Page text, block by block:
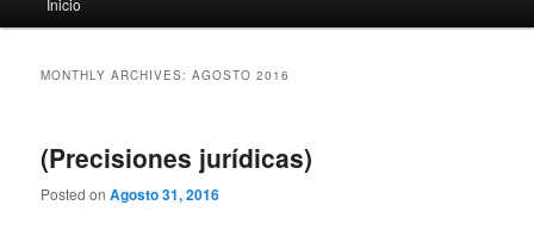
Skip to primary content
Skip to secondary content
MONTHLY ARCHIVES:AGOSTO 2016
(Precisiones jurídicas)
Posted onAgosto 31, 2016